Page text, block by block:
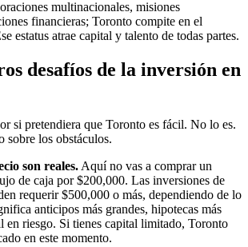
multinacionales, misiones
financieras; Toronto compite en el
estatus atrae capital y talento de todas partes.
desafíos de la inversión en
si pretendiera que Toronto es fácil. No lo es.
sobre los obstáculos.
son reales.Aquí no vas a comprar un
de caja por $200,000. Las inversiones de
requerir $500,000 o más, dependiendo de lo
anticipos más grandes, hipotecas más
en riesgo. Si tienes capital limitado, Toronto
en este momento.